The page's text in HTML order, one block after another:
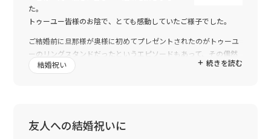
た。
トゥーユー皆様のお陰で、とても感動していたご様子でした。
ご結婚前に旦那様が奥様に初めてプレゼントされたのがトゥーユ
ーのリングスタンドだったというエピソードもあって、その偶然
にビックリ！！
今後もお世話になる事があると思いますので、その際は、どうぞ
続きを読む
結婚祝い
友人への結婚祝いに